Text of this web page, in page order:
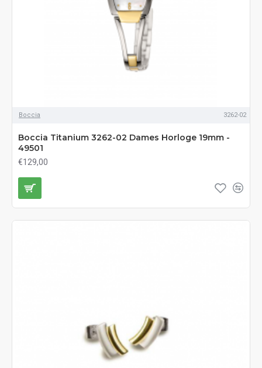
Boccia 3262-02
Boccia Titanium 3262-02 Dames Horloge 19mm -
49501
€129,00